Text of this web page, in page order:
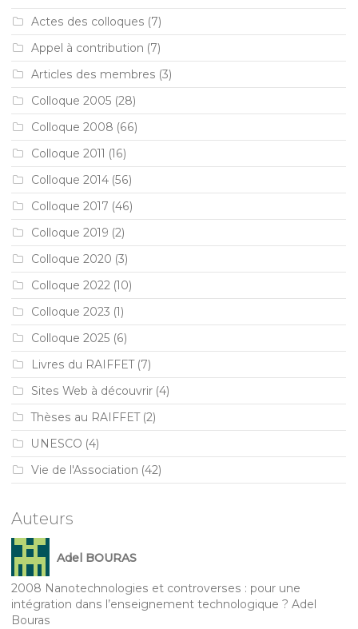
Actes des colloques (7)
Appel à contribution (7)
Articles des membres (3)
Colloque 2005 (28)
Colloque 2008 (66)
Colloque 2011 (16)
Colloque 2014 (56)
Colloque 2017 (46)
Colloque 2019 (2)
Colloque 2020 (3)
Colloque 2022 (10)
Colloque 2023 (1)
Colloque 2025 (6)
Livres du RAIFFET(7)
Sites Web à découvrir (4)
Thèses au RAIFFET(2)
UNESCO (4)
Vie de l'Association (42)
Auteurs
Adel BOURAS
2008 Nanotechnologies et controverses : pour une
intégration dans l’enseignement technologique ? Adel
Bouras